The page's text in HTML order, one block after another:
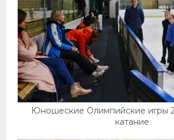
Юношеские Олимпийские игры
катание